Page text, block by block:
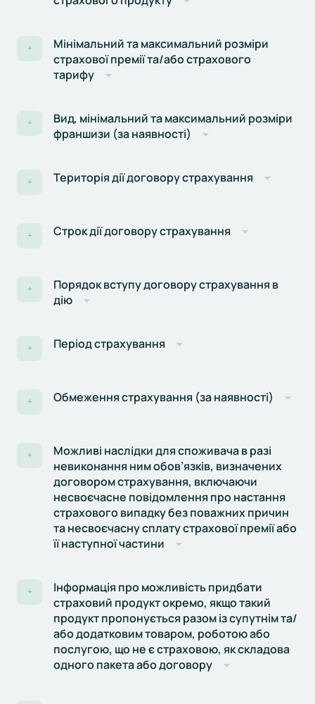
+
Мінімальний та максимальний розміри
страхової премії та/або страхового
тарифу
+
Вид, мінімальний та максимальний розміри
франшизи (за наявності)
+ Територія дії договору страхування
+ Строк дії договору страхування
+
Порядок вступу договору страхування в
дію
+ Період страхування
+ Обмеження страхування (за наявності)
+
Можливі наслідки для споживача в разі
невиконання ним обов’язків, визначених
договором страхування, включаючи
несвоєчасне повідомлення про настання
страхового випадку без поважних причин
та несвоєчасну сплату страхової премії або
її наступної частини
+
Інформація про можливість придбати
страховий продукт окремо, якщо такий
продукт пропонується разом із супутнім та/
або додатковим товаром, роботою або
послугою, що не є страховою, як складова
одного пакета або договору